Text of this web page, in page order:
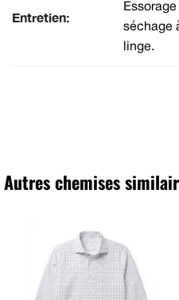
Entretien:
séchage
linge.
Autres chemises